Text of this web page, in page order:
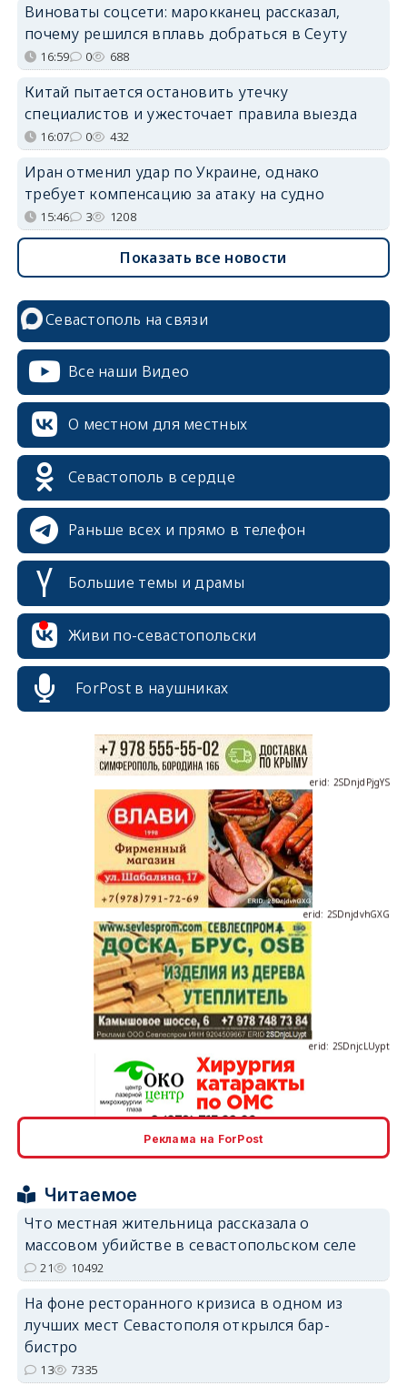
Виноваты соцсети: марокканец рассказал,
почему решился вплавь добраться в Сеуту
16:59 0 688
Китай пытается остановить утечку
специалистов и ужесточает правила выезда
16:07 0 432
Иран отменил удар по Украине, однако
требует компенсацию за атаку на судно
15:46 3 1208
Показать все новости
Севастополь на связи
Все наши Видео
О местном для местных
Севастополь в сердце
Раньше всех и прямо в телефон
Большие темы и драмы
Живи по-севастопольски
ForPost в наушниках
erid: 2SDnjcrDNw6
erid: 2SDnjdvhGXG
Реклама на ForPost
Читаемое
Что местная жительница рассказала о
массовом убийстве в севастопольском селе
21 10492
На фоне ресторанного кризиса в одном из
лучших мест Севастополя открылся бар-
бистро
13 7335